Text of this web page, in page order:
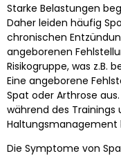
Starke Belastungen
Daher leiden häufig
chronischen
angeborenen
Risikogruppe, was z.B.
Eine angeborene
Spat oder Arthrose
während des
Haltungsmanagement
Die Symptome von